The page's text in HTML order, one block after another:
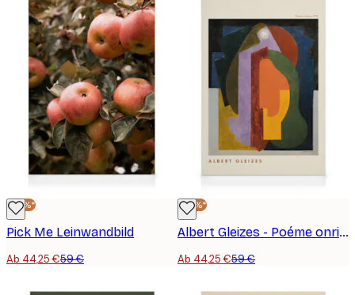
-25%*
Pick Me Leinwandbild
Ab 44,25 €59 €
-25%*
Albert Gleizes - Poéme onrique Leinwandbild
Ab 44,25 €59 €